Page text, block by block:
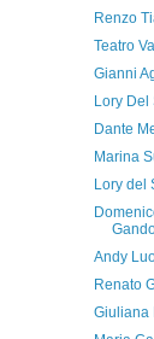
Renzo
Teatro
Gianni
Lory
Dante
Marina
Lory del
Andy
Renato
Giuliana